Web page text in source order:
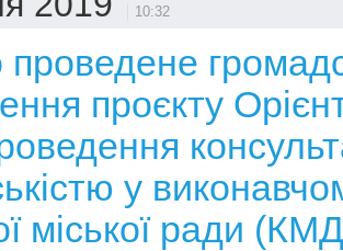
10:32
проведене
проєкту
у
міської ради